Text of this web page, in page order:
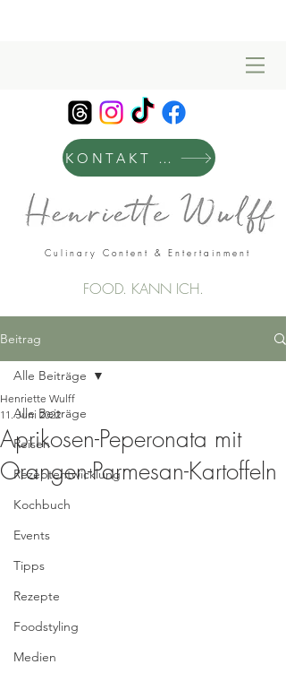
KONTAKT & MANAGEMENT
Culinary Content & Entertainment
FOOD. KANN ICH.
Beitrag
Alle Beiträge
Reisen
Rezeptentwicklung
Kochbuch
Events
Tipps
Rezepte
Foodstyling
Medien
Alle Beiträge
Aprikosen-Peperonata mit
Orangen-Parmesan-Kartoffeln
Henriette Wulff
11. Juni 2022